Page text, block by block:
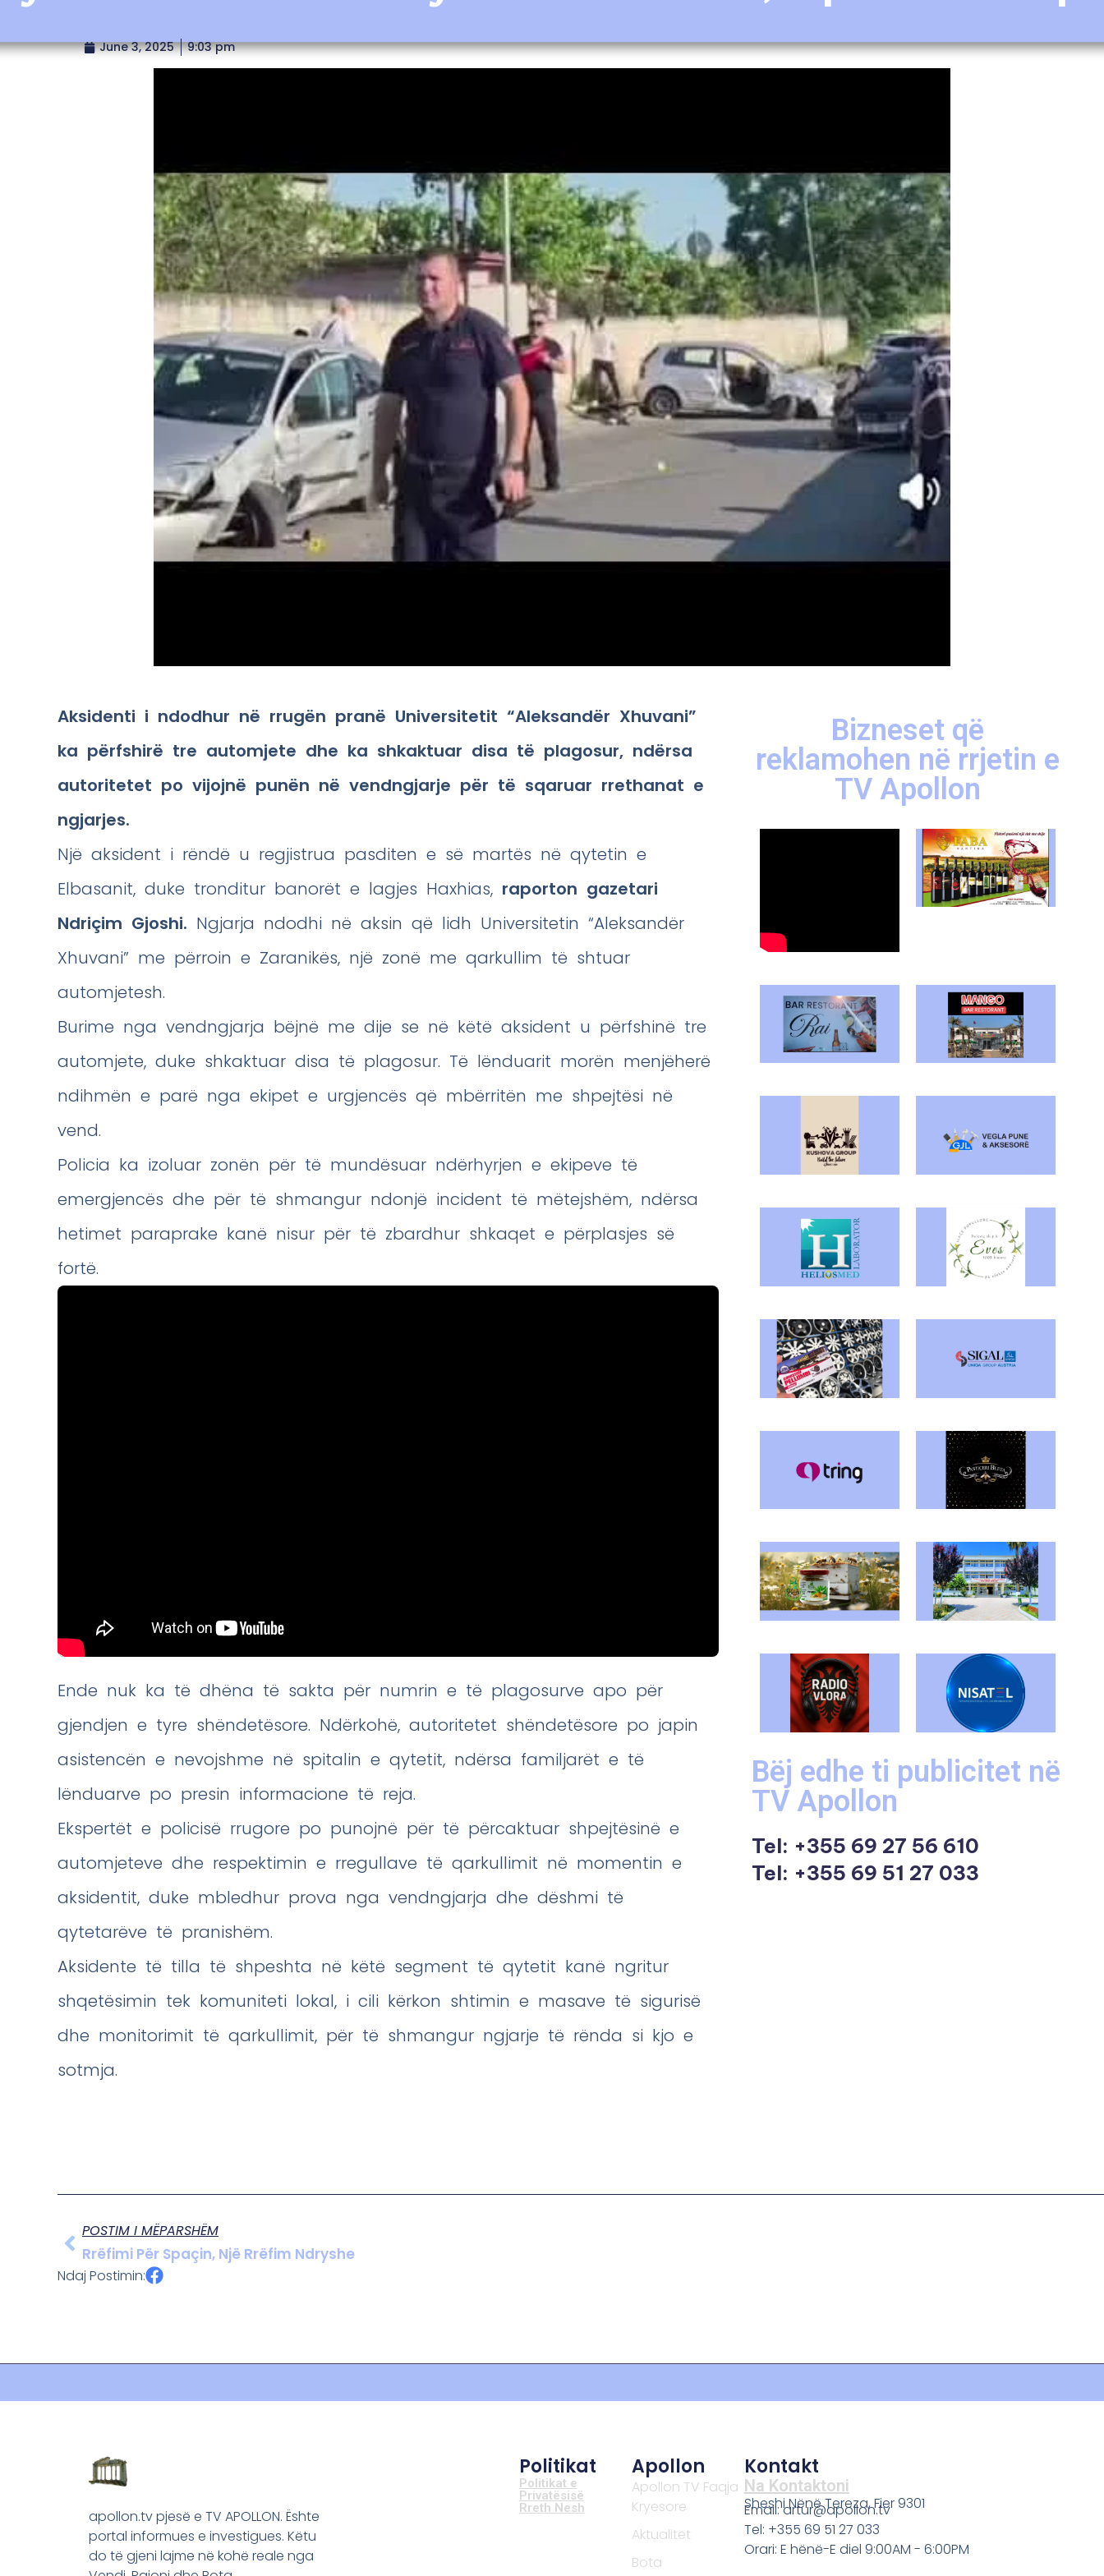
June 3, 2025 9:03 pm
Aksidenti i ndodhur në rrugën pranë Universitetit “Aleksandër Xhuvani”
ka përfshirë tre automjete dhe ka shkaktuar disa të plagosur, ndërsa
autoritetet po vijojnë punën në vendngjarje për të sqaruar rrethanat e
ngjarjes.
Një aksident i rëndë u regjistrua pasditen e së martës në qytetin e
Elbasanit, duke tronditur banorët e lagjes Haxhias, raporton gazetari
Ndriçim Gjoshi. Ngjarja ndodhi në aksin që lidh Universitetin “Aleksandër
Xhuvani” me përroin e Zaranikës, një zonë me qarkullim të shtuar
automjetesh.
Burime nga vendngjarja bëjnë me dije se në këtë aksident u përfshinë tre
automjete, duke shkaktuar disa të plagosur. Të lënduarit morën menjëherë
ndihmën e parë nga ekipet e urgjencës që mbërritën me shpejtësi në
vend.
Policia ka izoluar zonën për të mundësuar ndërhyrjen e ekipeve të
emergjencës dhe për të shmangur ndonjë incident të mëtejshëm, ndërsa
hetimet paraprake kanë nisur për të zbardhur shkaqet e përplasjes së
fortë.
Ende nuk ka të dhëna të sakta për numrin e të plagosurve apo për
gjendjen e tyre shëndetësore. Ndërkohë, autoritetet shëndetësore po japin
asistencën e nevojshme në spitalin e qytetit, ndërsa familjarët e të
lënduarve po presin informacione të reja.
Ekspertët e policisë rrugore po punojnë për të përcaktuar shpejtësinë e
automjeteve dhe respektimin e rregullave të qarkullimit në momentin e
aksidentit, duke mbledhur prova nga vendngjarja dhe dëshmi të
qytetarëve të pranishëm.
Aksidente të tilla të shpeshta në këtë segment të qytetit kanë ngritur
shqetësimin tek komuniteti lokal, i cili kërkon shtimin e masave të sigurisë
dhe monitorimit të qarkullimit, për të shmangur ngjarje të rënda si kjo e
sotmja.
Bizneset që
reklamohen në rrjetin e
TV Apollon
Bëj edhe ti publicitet në
TV Apollon
Tel: +355 69 27 56 610
Tel: +355 69 51 27 033
POSTIM I MËPARSHËM
Rrëfimi Për Spaçin, Një Rrëfim Ndryshe
Ndaj Postimin:
apollon.tv pjesë e TV APOLLON. Ështe
portal informues e investigues. Këtu
do të gjeni lajme në kohë reale nga
Politikat
Politikat e
Privatësisë
Rreth Nesh
Apollon
Apollon TV Faqja
Kryesore
Aktualitet
Bota
Kontakt
Na Kontaktoni
Sheshi Nënë Tereza, Fier 9301
Email: artur@apollon.tv
Tel: +355 69 51 27 033
Orari: E hënë-E diel 9:00AM - 6:00PM